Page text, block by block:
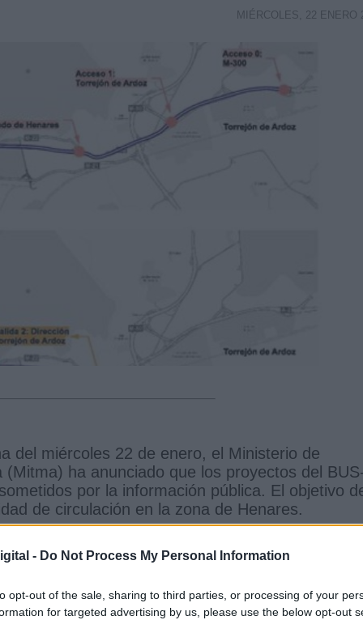
- Do Not Process My Personal Information
opt-out of the sale, sharing to third parties, or processing of your
for targeted advertising by us, please use the below opt-out
MIÉRCOLES, 22 ENERO
del miércoles 22 de enero, el Ministerio de
ha anunciado que los proyectos del
por la información pública. El objetivo
de circulación en la zona de Henares.
cuando se firmó el Convenio entre este
Interior, el Consorcio Regional de Transportes
esta firma se formó un régimen de colaboración
el carril izquierdo de la autovía A-2 como
de circulación.